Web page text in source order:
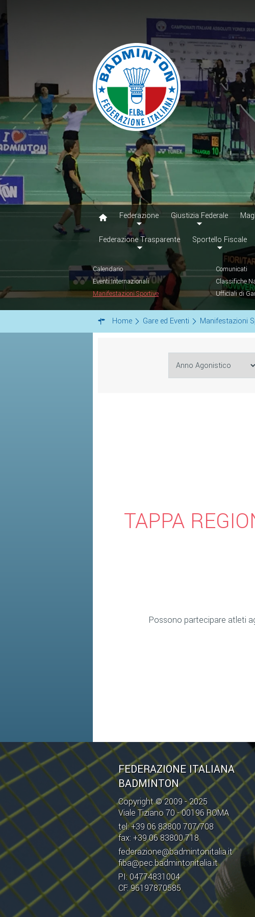
Federazione Giustizia Federale
Federazione Trasparente Sportello Fiscale
Calendario Comunicati
Eventi Internazionali
Classifiche
Manifestazioni Sportive
Ufficiali di
Home Gare ed Eventi Manifestazioni
TAPPA
Possono partecipare atleti
FEDERAZIONE ITALIANA
BADMINTON
Copyright © 2009 - 2025
Viale Tiziano 70 - 00196 ROMA
tel: +39 06 83800 707/708
fax: +39 06 83800 718
federazione@badmintonitalia.it
fiba@pec.badmintonitalia.it
PI: 04774831004
CF: 96197870585